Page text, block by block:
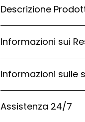
Descrizione
Informazioni sui
Informazioni sulle
Assistenza 24/7